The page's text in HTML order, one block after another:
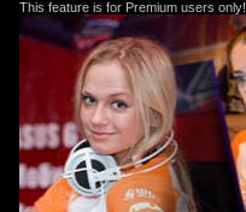
This feature is for Premium users only!